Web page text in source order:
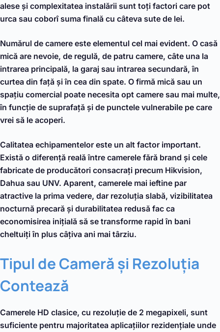
alese și complexitatea instalării sunt toți factori care pot
urca sau coborî suma finală cu câteva sute de lei.
Numărul de camere este elementul cel mai evident. O casă
mică are nevoie, de regulă, de patru camere, câte una la
intrarea principală, la garaj sau intrarea secundară, în
curtea din față și în cea din spate. O firmă mică sau un
spațiu comercial poate necesita opt camere sau mai multe,
în funcție de suprafață și de punctele vulnerabile pe care
vrei să le acoperi.
Calitatea echipamentelor este un alt factor important.
Există o diferență reală între camerele fără brand și cele
fabricate de producători consacrați precum Hikvision,
Dahua sau UNV. Aparent, camerele mai ieftine par
atractive la prima vedere, dar rezoluția slabă, vizibilitatea
nocturnă precară și durabilitatea redusă fac ca
economisirea inițială să se transforme rapid în bani
cheltuiți în plus câțiva ani mai târziu.
Tipul de Cameră și Rezoluția
Contează
Camerele HD clasice, cu rezoluție de 2 megapixeli, sunt
suficiente pentru majoritatea aplicațiilor rezidențiale unde